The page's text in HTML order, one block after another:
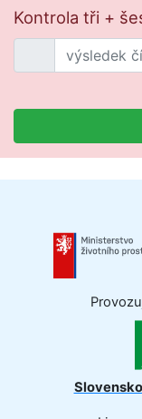
Kontrola tři +
Slovensko